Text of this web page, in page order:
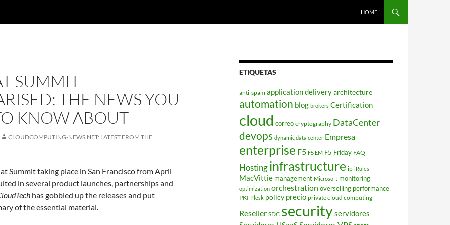
HOME
SUMMIT
THE NEWS YOU
KNOW ABOUT
CLOUDCOMPUTING-NEWS.NET: LATEST FROM THE
Summit taking place in San Francisco from April
in several product launches, partnerships and
has gobbled up the releases and put
of the essential material.
ETIQUETAS
anti-spam application deliveryarchitecture
automation blog brokers Certification
cloud correo cryptography DataCenter
devops dynamic data center Empresa
enterprise F5 F5 EM F5 Friday FAQ
Hostinginfrastructure ip iRules
MacVittie management Microsoft monitoring
optimization orchestration overselling performance
PKI Plesk policy precio private cloud computing
Reseller SDC securityservidores